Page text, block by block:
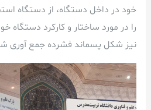
خود در داخل دستگاه، از دستگاه
نیز شکل پسماند فشرده جمع آوری